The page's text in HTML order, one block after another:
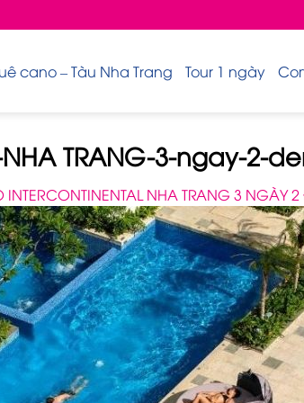
cano – Tàu Nha Trang Tour 1 ngày
NHA TRANG-3-ngay-2-
NHA TRANG 3 NGÀY